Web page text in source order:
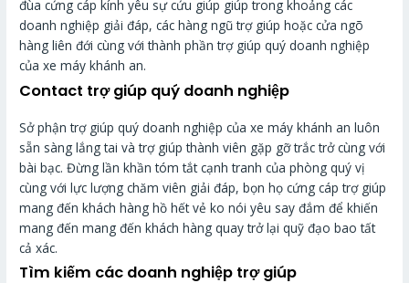
đùa cứng cáp kính yêu sự cứu giúp giúp trong khoảng các
doanh nghiệp giải đáp, các hàng ngũ trợ giúp hoặc cửa ngõ
hàng liên đới cùng với thành phần trợ giúp quý doanh nghiệp
của xe máy khánh an.
Contact trợ giúp quý doanh nghiệp
Sở phận trợ giúp quý doanh nghiệp của xe máy khánh an luôn
sẵn sàng lắng tai và trợ giúp thành viên gặp gỡ trắc trở cùng với
bài bạc. Đừng lần khần tóm tắt cạnh tranh của phòng quý vị
cùng với lực lượng chăm viên giải đáp, bọn họ cứng cáp trợ giúp
mang đến khách hàng hồ hết vẻ ko nói yêu say đắm để khiến
mang đến mang đến khách hàng quay trở lại quỹ đạo bao tất
cả xác.
Tìm kiếm các doanh nghiệp trợ giúp